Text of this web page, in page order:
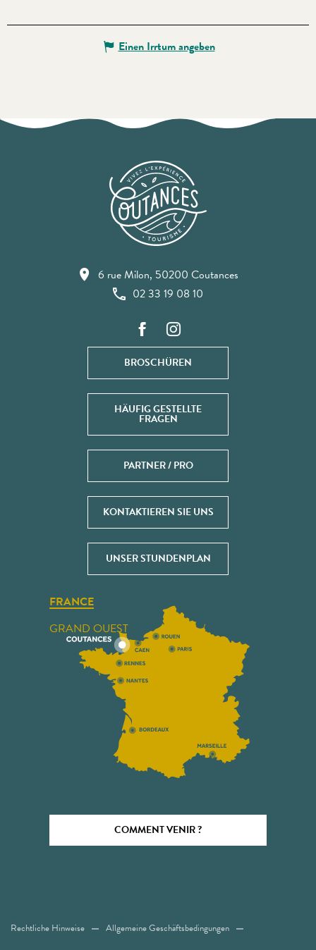
Einen Irrtum angeben
6 rue Milon, 50200 Coutances
02 33 19 08 10
BROSCHÜREN
HÄUFIG GESTELLTE
FRAGEN
PARTNER / PRO
KONTAKTIEREN SIE UNS
UNSER STUNDENPLAN
FRANCE
GRAND OUEST
COMMENT VENIR ?
Rechtliche Hinweise Allgemeine Geschäftsbedingungen